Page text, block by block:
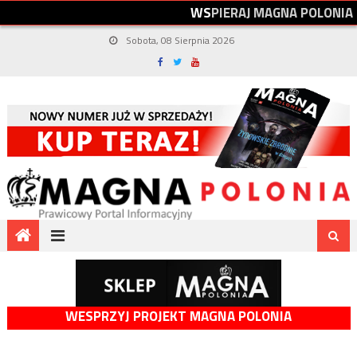
WSPIERAJMAGNAPOLONIA
Sobota, 08 Sierpnia 2026
WESPRZYJ PROJEKT MAGNA POLONIA